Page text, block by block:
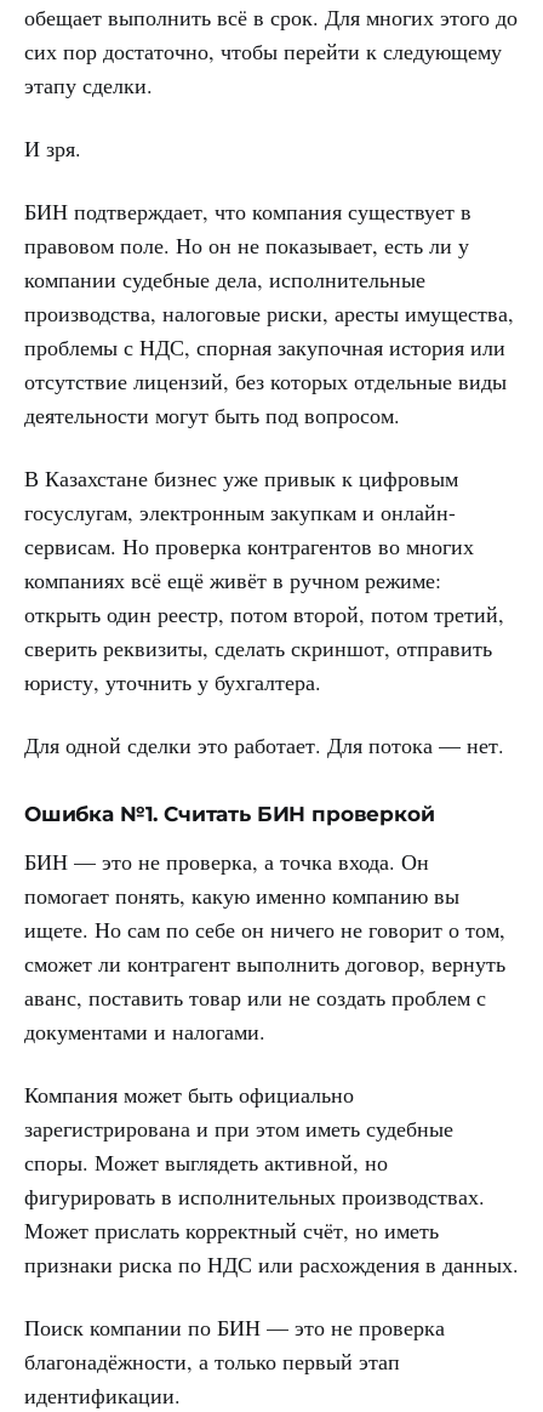
обещает выполнить всё в срок. Для многих этого до
сих пор достаточно, чтобы перейти к следующему
этапу сделки.
И зря.
БИН подтверждает, что компания существует в
правовом поле. Но он не показывает, есть ли у
компании судебные дела, исполнительные
производства, налоговые риски, аресты имущества,
проблемы с НДС, спорная закупочная история или
отсутствие лицензий, без которых отдельные виды
деятельности могут быть под вопросом.
В Казахстане бизнес уже привык к цифровым
госуслугам, электронным закупкам и онлайн-
сервисам. Но проверка контрагентов во многих
компаниях всё ещё живёт в ручном режиме:
открыть один реестр, потом второй, потом третий,
сверить реквизиты, сделать скриншот, отправить
юристу, уточнить у бухгалтера.
Для одной сделки это работает. Для потока — нет.
Ошибка №1. Считать БИН проверкой
БИН — это не проверка, а точка входа. Он
помогает понять, какую именно компанию вы
ищете. Но сам по себе он ничего не говорит о том,
сможет ли контрагент выполнить договор, вернуть
аванс, поставить товар или не создать проблем с
документами и налогами.
Компания может быть официально
зарегистрирована и при этом иметь судебные
споры. Может выглядеть активной, но
фигурировать в исполнительных производствах.
Может прислать корректный счёт, но иметь
признаки риска по НДС или расхождения в данных.
Поиск компании по БИН — это не проверка
благонадёжности, а только первый этап
идентификации.